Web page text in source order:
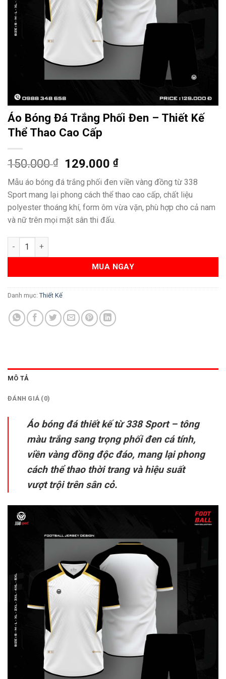
Áo Bóng Đá Trắng Phối Đen – Thiết Kế
Thể Thao Cao Cấp
150.000₫
Giá
gốc
là:
150.000 ₫.
129.000₫Giá
hiện
tại
là:
129.000 ₫.
Mẫu áo bóng đá trắng phối đen viền vàng đồng từ 338
Sport mang lại phong cách thể thao cao cấp, chất liệu
polyester thoáng khí, form ôm vừa vặn, phù hợp cho cả nam
và nữ trên mọi mặt sân thi đấu.
Áo Bóng Đá Trắng Phối Đen - Thiết Kế Thể Thao Cao Cấp số
MUA NGAY
Danh mục: Thiết Kế
MÔ TẢ
ĐÁNH GIÁ (0)
Áo bóng đá thiết kế từ 338 Sport – tông
màu trắng sang trọng phối đen cá tính,
viền vàng đồng độc đáo, mang lại phong
cách thể thao thời trang và hiệu suất
vượt trội trên sân cỏ.